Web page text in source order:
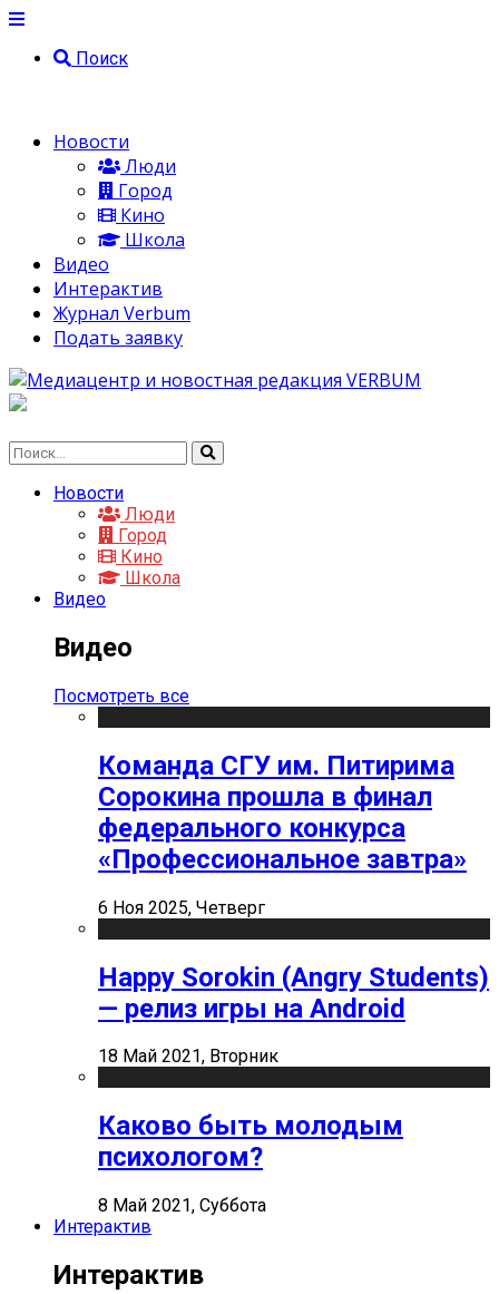
Поиск
Новости
Люди
Город
Кино
Школа
Видео
Интерактив
Журнал Verbum
Подать заявку
Новости
Люди
Город
Кино
Школа
Видео
Видео
Посмотреть все
Команда СГУ им. Питирима
Сорокина прошла в финал
федерального конкурса
«Профессиональное завтра»
6 Ноя 2025, Четверг
Happy Sorokin (Angry Students)
— релиз игры на Android
18 Май 2021, Вторник
Каково быть молодым
психологом?
8 Май 2021, Суббота
Интерактив
Интерактив